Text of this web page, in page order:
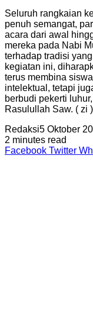
Seluruh rangkaian
penuh semangat,
acara dari awal
mereka pada Nabi
terhadap tradisi
kegiatan ini,
terus membina
intelektual, tetapi
berbudi pekerti
Rasulullah Saw. ( zi )
Redaksi5 Oktober
2 minutes read
Facebook Twitter